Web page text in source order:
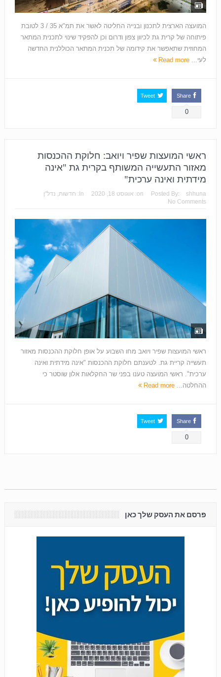
המועצה הארצית לתכנון ובנייה החליטה לאשר את תמ"א 35 / 3 לטובת
פיתוחה של קרית גת לכיוון צפון ודרום וכן להפקיד שינוי לתכנית המתאר
המחוזית שתאפשר את קידומה של תכנית המתאר הכוללנית החדשה
לעי... Read more
Share
0
Tweet
ראשי המועצות שפיר ויואב: חלוקת ההכנסות
מאזור התעשייה המשותף בקרית גת "אינה
מידתית ואינה ערכית"
Posted By: shhuna
on: אוגוסט 18, 2020 In: חדשות, נדל"ן
No Comments
ראשי המועצות שפיר ויואב מחו השבוע על אופן חלוקת ההכנסות מאזור
תעשייה קריית גת. לטענתם חלוקת ההכנסות "אינה מידתית ואינה
ערכית". ראשי המועצה טענו בפני שר החקלאות אלון שוסטר כי
ההחלטה... Read more
Share
0
Tweet
פרסם את העסק שלך כאן